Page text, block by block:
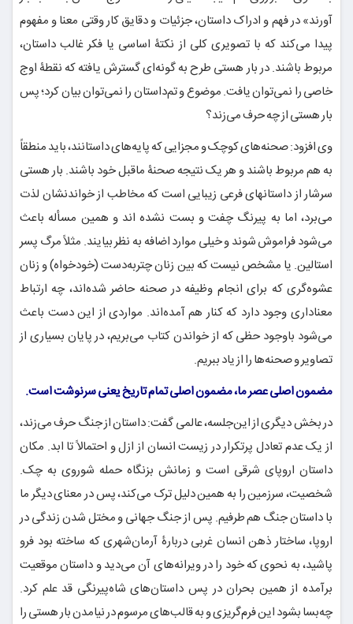
آورند» در فهم و ادراک داستان، جزئیات و دقایق کار وقتی معنا و مفهوم
پیدا می‌کند که با تصویری کلی از نکتۀ اساسی یا فکر غالب داستان،
مربوط باشند. در بار هستی طرح به گونه‌ای گسترش یافته که نقطۀ اوج
خاصی را نمی‌توان یافت. موضوع و تم‌داستان را نمی‌توان بیان کرد؛ پس
بار هستی از چه حرف می‌زند؟
وی افزود: صحنه‌های کوچک و مجزایی که پایه‌های داستانند، باید منطقاً
به هم مربوط باشند و هر یک نتیجه صحنۀ ماقبل خود باشند. بار هستی
سرشار از داستانهای فرعی زیبایی است که مخاطب از خواندنشان لذت
می‌برد، اما به پیرنگ چفت و بست نشده اند و همین مسأله باعث
می‌شود فراموش شوند و خیلی موارد اضافه به نظر بیایند. مثلاً مرگ پسر
استالین. یا مشخص نیست که بین زنان چتربه‌دست (خودخواه) و زنان
عشوه‌گری که برای انجام وظیفه در صحنه حاضر شده‌اند، چه ارتباط
معناداری وجود دارد که کنار هم آمده‌اند. مواردی از این دست باعث
می‌شود باوجود حظی که از خواندن کتاب می‌بریم، در پایان بسیاری از
تصاویر و صحنه‌ها را از یاد ببریم.
مضمون اصلی عصر ما، مضمون اصلی تمام تاریخ یعنی سرنوشت است.
در بخش دیگری از این‌جلسه، عالمی گفت: داستان از جنگ حرف می‌زند،
از یک عدم تعادل پرتکرار در زیست انسان از ازل و احتمالاً تا ابد. مکان
داستان اروپای شرقی است و زمانش بزنگاه حمله شوروی به چک.
شخصیت، سرزمین را به همین دلیل ترک می‌کند، پس در معنای دیگر ما
با داستان جنگ هم طرفیم. پس از جنگ جهانی و مختل شدن زندگی در
اروپا، ساختار ذهن انسان غربی دربارۀ آرمان‌شهری که ساخته بود فرو
پاشید، به نحوی که خود را در ویرانه‌های آن می‌دید و داستان موقعیت
برآمده از همین بحران در پس داستان‌های شاه‌پیرنگی قد علم کرد.
چه‌بسا بشود این فرم‌گریزی و به قالب‌های مرسوم در نیامدن بار هستی را